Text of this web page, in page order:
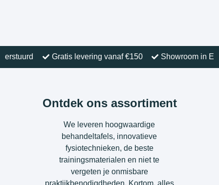
Gratis levering vanaf €150 Showroom in
Ontdek ons assortiment
We leveren hoogwaardige
behandeltafels, innovatieve
fysiotechnieken, de beste
trainingsmaterialen en niet te
vergeten je onmisbare
praktijkbenodigdheden. Kortom, alles